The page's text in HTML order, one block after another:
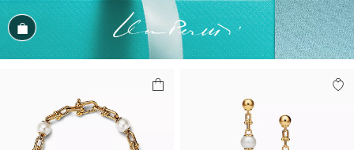
Magasiner cet assortiment